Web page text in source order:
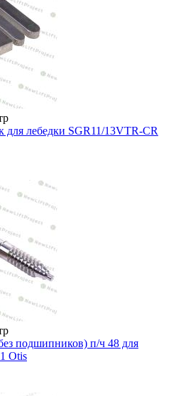
лебедки SGR11/13VTR-CR
подшипников) п/ч 48 для
Otis